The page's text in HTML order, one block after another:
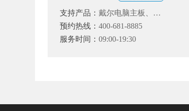
支持产品： 戴尔电脑主板、
CPU、内存、显卡、声卡、硬
盘、光驱、系统等故障维修
预约热线： 400-681-8885
服务时间： 09:00-19:30